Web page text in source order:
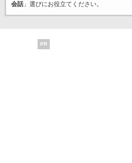
会話」選びにお役立てください。
PR